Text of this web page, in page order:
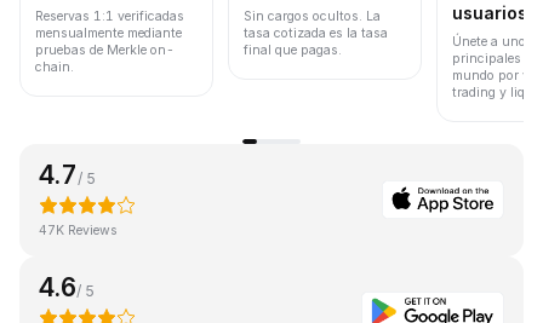
Reservas 1:1 verificadas
mensualmente mediante
pruebas de Merkle on-
chain.
Sin cargos ocultos. La
tasa cotizada es la tasa
final que pagas.
usuarios
Únete a uno
principales
mundo por
trading y
4.7 / 5
47K Reviews
4.6/ 5